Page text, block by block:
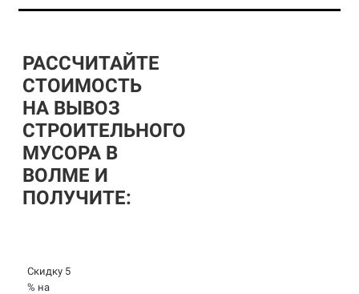
РАССЧИТАЙТЕ
СТОИМОСТЬ
НА ВЫВОЗ
СТРОИТЕЛЬНОГО
МУСОРА В
ВОЛМЕ И
ПОЛУЧИТЕ:
Скидку 5
% на